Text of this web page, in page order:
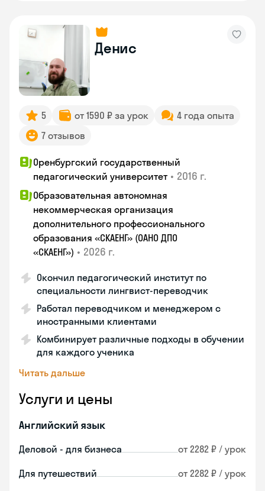
Денис
5 от 1590 ₽ за урок
4 года опыта
7 отзывов
Оренбургский государственный
педагогический университет • 2016 г.
Образовательная автономная
некоммерческая организация
дополнительного профессионального
образования «СКАЕНГ» (ОАНО ДПО
«СКАЕНГ») • 2026 г.
Окончил педагогический институт по
специальности лингвист-переводчик
Работал переводчиком и менеджером с
иностранными клиентами
Комбинирует различные подходы в обучении
для каждого ученика
Читать дальше
Услуги и цены
Английский язык
Деловой - для бизнеса от 2282 ₽ / урок
Для путешествий от 2282 ₽ / урок